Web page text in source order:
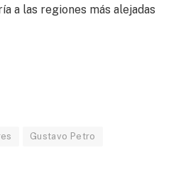
a las regiones más alejadas
Gustavo Petro